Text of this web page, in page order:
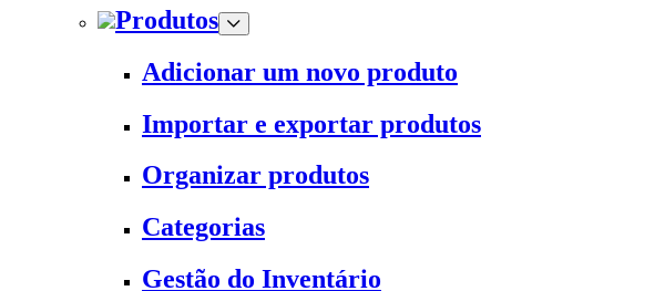
Produtos
Adicionar um novo produto
Importar e exportar produtos
Organizar produtos
Categorias
Gestão do Inventário